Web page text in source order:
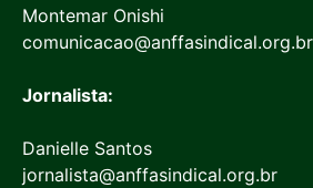
Montemar Onishi
comunicacao@anffasindical.org.br
Jornalista:
Danielle Santos
jornalista@anffasindical.org.br